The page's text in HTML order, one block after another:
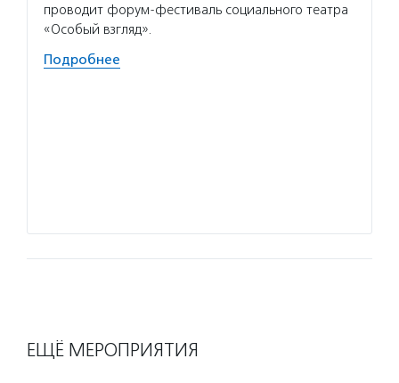
проводит форум-фестиваль социального театра
«Особый взгляд».
Подробнее
ЕЩЁ МЕРОПРИЯТИЯ